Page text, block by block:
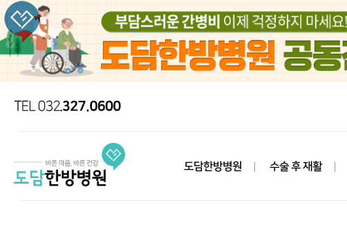
도담한방병원 수술 후 재활